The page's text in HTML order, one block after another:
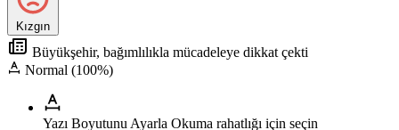
Kızgın
Büyükşehir, bağımlılıkla mücadeleye dikkat çekti
Normal (100%)
Yazı Boyutunu Ayarla Okuma rahatlığı için seçin